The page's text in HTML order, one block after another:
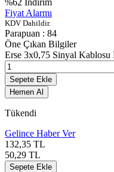
Fiyat Alarmı
KDV Dahildir.
Parapuan : 84
Öne Çıkan Bilgiler
Erse 3x0,75 Sinyal
Sepete Ekle
Hemen Al
Tükendi
Gelince Haber Ver
132,35 TL
50,29 TL
Sepete Ekle